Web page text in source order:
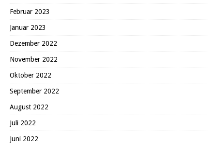
Februar 2023
Januar 2023
Dezember 2022
November 2022
Oktober 2022
September 2022
August 2022
Juli 2022
Juni 2022